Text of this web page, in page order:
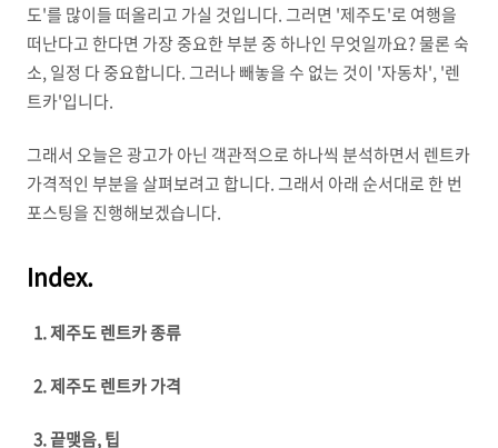
도'를 많이들 떠올리고 가실 것입니다. 그러면 '제주도'로 여행을
떠난다고 한다면 가장 중요한 부분 중 하나인 무엇일까요? 물론 숙
소, 일정 다 중요합니다. 그러나 빼놓을 수 없는 것이 '자동차', '렌
트카'입니다.
그래서 오늘은 광고가 아닌 객관적으로 하나씩 분석하면서 렌트카
가격적인 부분을 살펴보려고 합니다. 그래서 아래 순서대로 한 번
포스팅을 진행해보겠습니다.
Index.
1. 제주도 렌트카 종류
2. 제주도 렌트카 가격
3. 끝맺음, 팁